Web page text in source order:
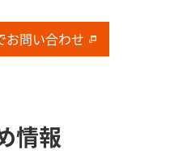
お問い​合わせ
情報